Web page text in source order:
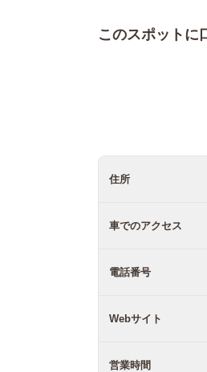
このスポットに
住所
車でのアクセス
電話番号
Webサイト
営業時間